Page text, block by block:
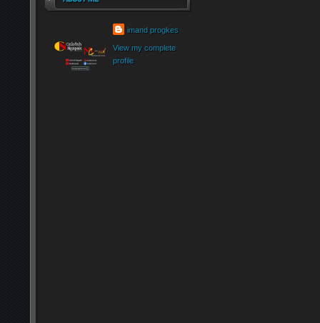
imand progkes
View my complete
profile